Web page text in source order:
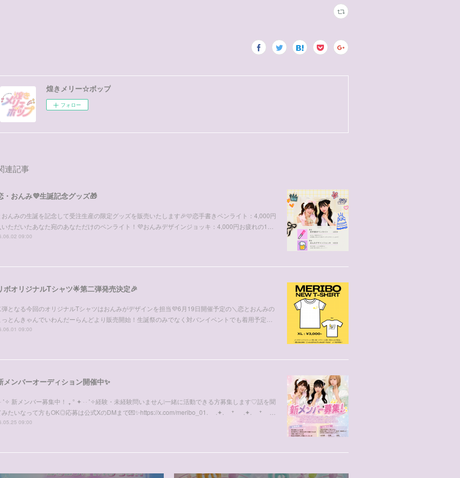
煌きメリー☆ボップ
フォロー
連記事
・おんみ💜生誕記念グッズ🎁
んみの生誕を記念して受注生産の限定グッズを販売いたします🎉🩷恋手書きペンライト：4,000円
ただいたあなた宛のあなただけのペンライト！💜おんみデザインジョッキ：4,000円お疲れの1…
09:00
ボオリジナルTシャツ🌟第二弾発売決定🎉
弾となる今回のオリジナルTシャツはおんみがデザインを担当💜6月19日開催予定の＼恋とおんみの
とんきゃんでいわんだーらんどより販売開始！生誕祭のみでなく対バンイベントでも着用予定…
09:00
メンバーオーディション開催中✨
˚✧ 新メンバー募集中！ ₊ ° ✦ ‧ ‧ ˚✧経験・未経験問いません❕一緒に活動できる方募集します♡話を聞
みたいなって方もOK◎応募は公式XのDMまで💌✨https://x.com/meribo_01. .✦. ⁺ .✦. ⁺ …
09:00